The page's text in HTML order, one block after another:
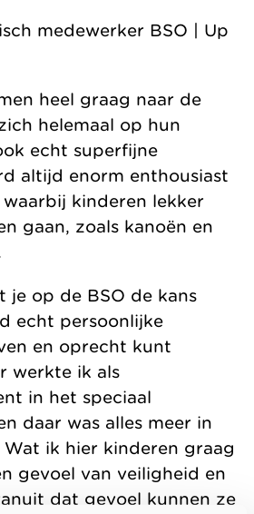
medewerker BSO | Up
heel graag naar de
helemaal op hun
echt superfijne
altijd enorm enthousiast
kinderen lekker
gaan, zoals kanoën en
je op de BSO de kans
echt persoonlijke
en oprecht kunt
werkte ik als
in het speciaal
daar was alles meer in
ik hier kinderen graag
gevoel van veiligheid en
dat gevoel kunnen ze